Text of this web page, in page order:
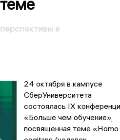
в
24 октября в кампусе
СберУниверситета
состоялась IX
«Больше чем обучение»,
посвящённая теме «Homo